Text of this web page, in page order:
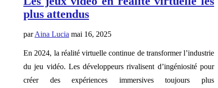
plus attendus
parAina Lucia mai 16, 2025
En 2024, la réalité virtuelle continue de transformer l’industrie
du jeu vidéo. Les développeurs rivalisent d’ingéniosité pour
créer des expériences immersives toujours plus